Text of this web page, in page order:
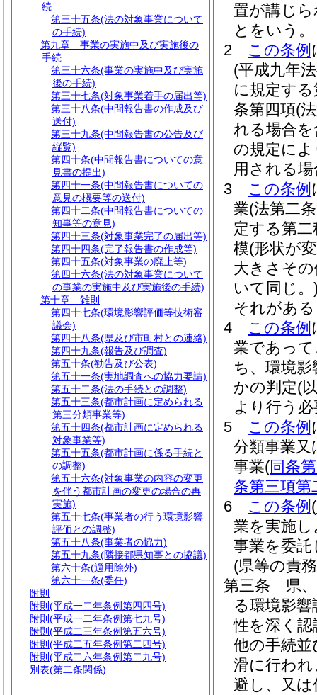
置が講じ
とをいう。
2
この条例
(平成九年
に規定す
条第四項(
れる場合
の規定に
用される
3
この条例
業(法第二
定する第
模(形状が
大きさそ
いて同じ。
それがあ
4
この条例
業であっ
ち、環境
かの判定(
より行う
5
この条例
分類事業又
事業(同条
条第三項第
6
この条例 (
業を実施
事業を委
(県等の責
第三条
県
る環境影
性を深く
他の手続
滑に行わ
避し、又
続
第三十五条(法の対象事業について
の手続)
第九章
事業の実施中及び実施後の
手続
第三十六条(事業の実施中及び実施
後の手続)
第三十七条(対象事業着手の届出等)
第三十八条(中間報告書の作成及び
送付)
第三十九条(中間報告書の公告及び
縦覧)
第四十条(中間報告書についての意
見書の提出)
第四十一条(中間報告書についての
意見の概要等の送付)
第四十二条(中間報告書についての
知事等の意見)
第四十三条(対象事業完了の届出等)
第四十四条(完了報告書の作成等)
第四十五条(対象事業の廃止等)
第四十六条(法の対象事業について
の事業の実施中及び実施後の手続)
第十章
雑則
第四十七条(環境影響評価等技術審
議会)
第四十八条(県及び市町村との連絡)
第四十九条(報告及び調査)
第五十条(勧告及び公表)
第五十一条(実地調査への協力要請)
第五十二条(法の手続との調整)
第五十三条(都市計画に定められる
第三分類事業等)
第五十四条(都市計画に定められる
対象事業等)
第五十五条(都市計画に係る手続と
の調整)
第五十六条(対象事業の内容の変更
を伴う都市計画の変更の場合の再
実施)
第五十七条(事業者の行う環境影響
評価との調整)
第五十八条(事業者の協力)
第五十九条(隣接都県知事との協議)
第六十条(適用除外)
第六十一条(委任)
附則
附則 (平成一二年条例第四四号)
附則 (平成一二年条例第七九号)
附則 (平成二三年条例第五六号)
附則 (平成二五年条例第二四号)
附則 (平成二六年条例第二九号)
別表(第二条関係)